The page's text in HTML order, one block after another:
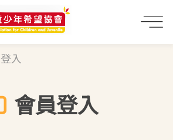
入
會員登入